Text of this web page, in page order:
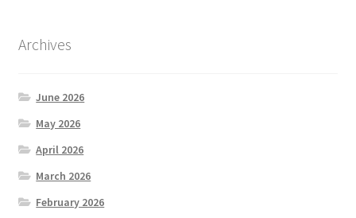
Archives
June 2026
May 2026
April 2026
March 2026
February 2026